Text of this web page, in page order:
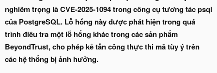
nghiêm trọng là CVE-2025-1094 trong công cụ tương tác psql
của PostgreSQL. Lỗ hổng này được phát hiện trong quá
trình điều tra một lỗ hổng khác trong các sản phẩm
BeyondTrust, cho phép kẻ tấn công thực thi mã tùy ý trên
các hệ thống bị ảnh hưởng.